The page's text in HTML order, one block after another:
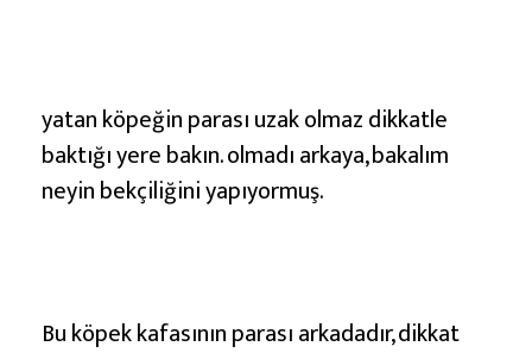
yatan köpeğin parası uzak olmaz dikkatle
baktığı yere bakın. olmadı arkaya, bakalım
neyin bekçiliğini yapıyormuş.
Bu köpek kafasının parası arkadadır, dikkat